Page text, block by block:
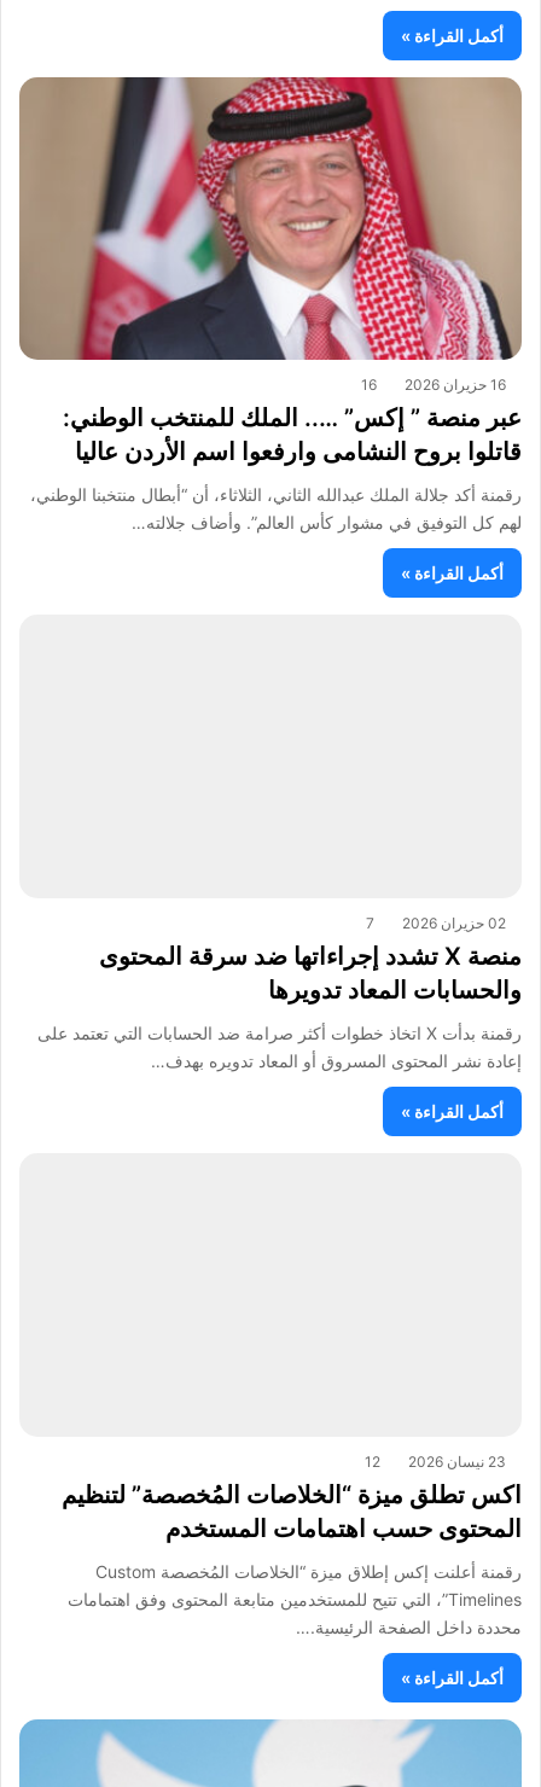
أكمل القراءة »
16 حزيران 2026 16
عبر منصة ” إكس” ….. الملك للمنتخب الوطني:
قاتلوا بروح النشامى وارفعوا اسم الأردن عاليا
رقمنة أكد جلالة الملك عبدالله الثاني، الثلاثاء، أن “أبطال منتخبنا الوطني،
لهم كل التوفيق في مشوار كأس العالم”. وأضاف جلالته…
أكمل القراءة »
02 حزيران 2026 7
منصة X تشدد إجراءاتها ضد سرقة المحتوى
والحسابات المعاد تدويرها
رقمنة بدأت X اتخاذ خطوات أكثر صرامة ضد الحسابات التي تعتمد على
إعادة نشر المحتوى المسروق أو المعاد تدويره بهدف…
أكمل القراءة »
23 نيسان 2026 12
اكس تطلق ميزة “الخلاصات المُخصصة” لتنظيم
المحتوى حسب اهتمامات المستخدم
رقمنة أعلنت إكس إطلاق ميزة “الخلاصات المُخصصة Custom
Timelines”، التي تتيح للمستخدمين متابعة المحتوى وفق اهتمامات
محددة داخل الصفحة الرئيسية.…
أكمل القراءة »